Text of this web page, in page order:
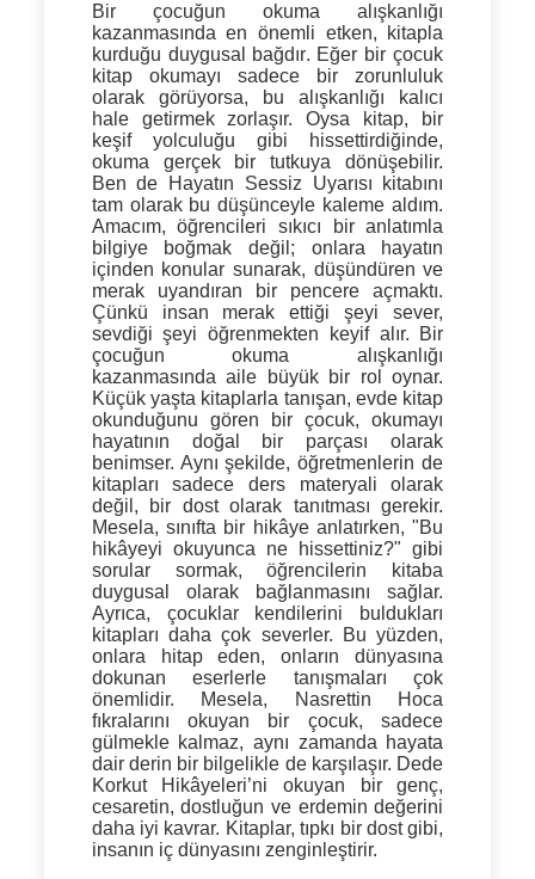
Bir çocuğun okuma alışkanlığı
kazanmasında en önemli etken, kitapla
kurduğu duygusal bağdır. Eğer bir çocuk
kitap okumayı sadece bir zorunluluk
olarak görüyorsa, bu alışkanlığı kalıcı
hale getirmek zorlaşır. Oysa kitap, bir
keşif yolculuğu gibi hissettirdiğinde,
okuma gerçek bir tutkuya dönüşebilir.
Ben de Hayatın Sessiz Uyarısı kitabını
tam olarak bu düşünceyle kaleme aldım.
Amacım, öğrencileri sıkıcı bir anlatımla
bilgiye boğmak değil; onlara hayatın
içinden konular sunarak, düşündüren ve
merak uyandıran bir pencere açmaktı.
Çünkü insan merak ettiği şeyi sever,
sevdiği şeyi öğrenmekten keyif alır. Bir
çocuğun okuma alışkanlığı
kazanmasında aile büyük bir rol oynar.
Küçük yaşta kitaplarla tanışan, evde kitap
okunduğunu gören bir çocuk, okumayı
hayatının doğal bir parçası olarak
benimser. Aynı şekilde, öğretmenlerin de
kitapları sadece ders materyali olarak
değil, bir dost olarak tanıtması gerekir.
Mesela, sınıfta bir hikâye anlatırken, "Bu
hikâyeyi okuyunca ne hissettiniz?" gibi
sorular sormak, öğrencilerin kitaba
duygusal olarak bağlanmasını sağlar.
Ayrıca, çocuklar kendilerini buldukları
kitapları daha çok severler. Bu yüzden,
onlara hitap eden, onların dünyasına
dokunan eserlerle tanışmaları çok
önemlidir. Mesela, Nasrettin Hoca
fıkralarını okuyan bir çocuk, sadece
gülmekle kalmaz, aynı zamanda hayata
dair derin bir bilgelikle de karşılaşır. Dede
Korkut Hikâyeleri’ni okuyan bir genç,
cesaretin, dostluğun ve erdemin değerini
daha iyi kavrar. Kitaplar, tıpkı bir dost gibi,
insanın iç dünyasını zenginleştirir.